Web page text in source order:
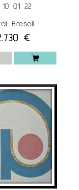
Jordi
10 01 22
Bresolí
€